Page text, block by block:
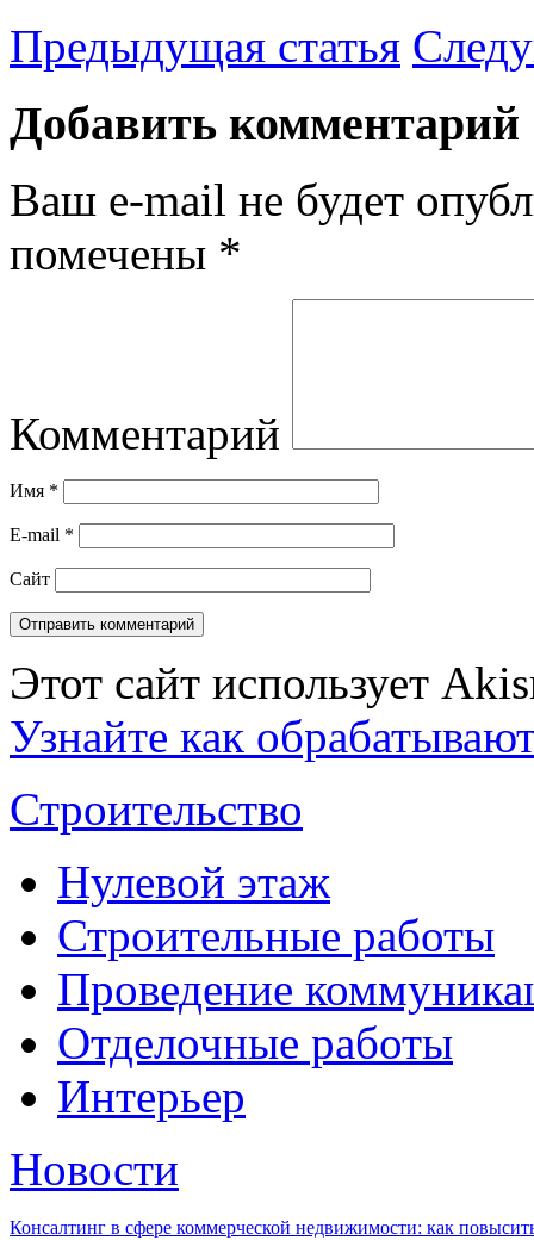
Предыдущая статья
Добавить комментарий
Ваш e-mail не будет
помечены *
Комментарий
Имя *
E-mail *
Сайт
Этот сайт использует
Узнайте как
Строительство
Нулевой этаж
Строительные работы
Проведение
Отделочные работы
Интерьер
Новости
Консалтинг в сфере коммерческой недвижимости: как